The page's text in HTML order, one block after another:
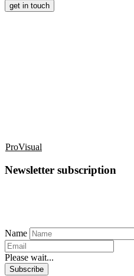
get in touch
ProVisual
Newsletter subscription
Name
Please wait...
Subscribe